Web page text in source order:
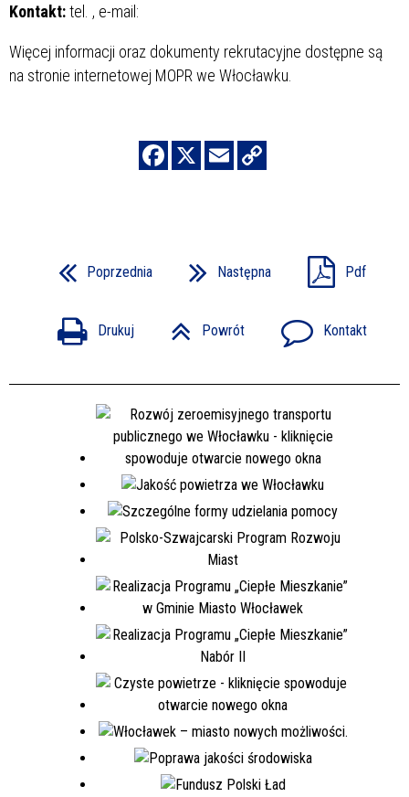
Kontakt:tel. , e-mail:
Więcej informacji oraz dokumenty rekrutacyjne dostępne są
na stronie internetowej MOPR we Włocławku.
Poprzednia Następna Pdf
Drukuj Powrót Kontakt